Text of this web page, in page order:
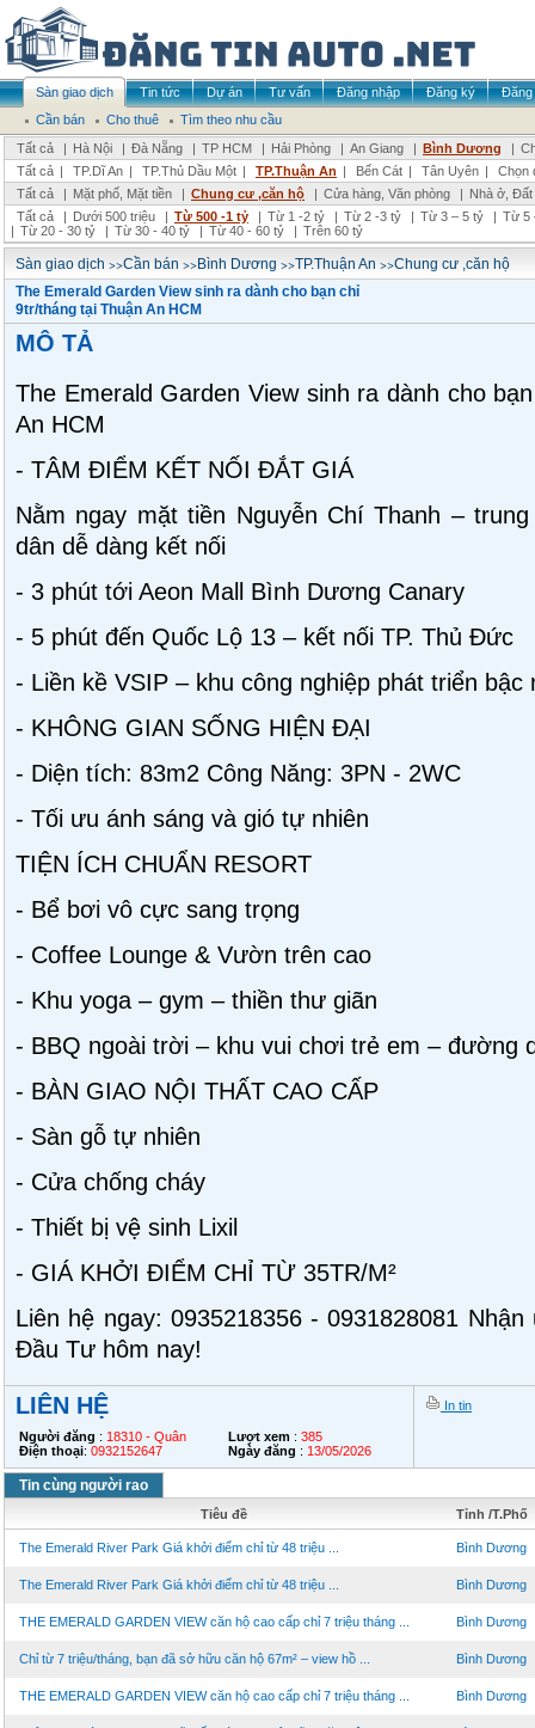
Sàn giao dịch Tin tức Dự án Tư vấn Đăng nhập Đăng ký
Đăng
Cần bán
Cho thuê
Tìm theo nhu cầu
Tất cả
| Hà Nội | Đà Nẵng | TP HCM | Hải Phòng | An Giang | Bình Dương |
Tất cả | TP.Dĩ An | TP.Thủ Dầu Một | TP.Thuận An | Bến Cát | Tân Uyên |
Chọn
Tất cả
| Mặt phố, Mặt tiền | Chung cư ,căn hộ | Cửa hàng, Văn phòng | Nhà ở,
Tất cả
| Dưới 500 triệu | Từ 500 -1 tỷ | Từ 1 -2 tỷ | Từ 2 -3 tỷ | Từ 3 – 5 tỷ | Từ 5
| Từ 20 - 30 tỷ | Từ 30 - 40 tỷ | Từ 40 - 60 tỷ | Trên 60 tỷ
Sàn giao dịch >>Cần bán >>Bình Dương >>TP.Thuận An >>Chung cư ,căn hộ
The Emerald Garden View sinh ra dành cho bạn chỉ
9tr/tháng tại Thuận An HCM
MÔ TẢ
The Emerald Garden View sinh ra dành cho
An HCM
- TÂM ĐIỂM KẾT NỐI ĐẮT GIÁ
Nằm ngay mặt tiền Nguyễn Chí Thanh –
dân dễ dàng kết nối
- 3 phút tới Aeon Mall Bình Dương Canary
- 5 phút đến Quốc Lộ 13 – kết nối TP. Thủ Đức
- Liền kề VSIP – khu công nghiệp phát triển
- KHÔNG GIAN SỐNG HIỆN ĐẠI
- Diện tích: 83m2 Công Năng: 3PN - 2WC
- Tối ưu ánh sáng và gió tự nhiên
TIỆN ÍCH CHUẨN RESORT
- Bể bơi vô cực sang trọng
- Coffee Lounge & Vườn trên cao
- Khu yoga – gym – thiền thư giãn
- BBQ ngoài trời – khu vui chơi trẻ em – đường
- BÀN GIAO NỘI THẤT CAO CẤP
- Sàn gỗ tự nhiên
- Cửa chống cháy
- Thiết bị vệ sinh Lixil
- GIÁ KHỞI ĐIỂM CHỈ TỪ 35TR/M²
Liên hệ ngay: 0935218356 - 0931828081
Đầu Tư hôm nay!
LIÊN HỆ
Người đăng : 18310 - Quân
Điện thoại: 0932152647
Lượt xem : 385
Ngày đăng : 13/05/2026
In tin
Tin cùng người rao
Tiêu đề Tỉnh /T.Phố
The Emerald River Park Giá khởi điểm chỉ từ 48 triệu ... Bình Dương
The Emerald River Park Giá khởi điểm chỉ từ 48 triệu ... Bình Dương
THE EMERALD GARDEN VIEW căn hộ cao cấp chỉ 7 triệu tháng ... Bình Dương
Chỉ từ 7 triệu/tháng, bạn đã sở hữu căn hộ 67m² – view hồ ... Bình Dương
THE EMERALD GARDEN VIEW căn hộ cao cấp chỉ 7 triệu tháng ... Bình Dương